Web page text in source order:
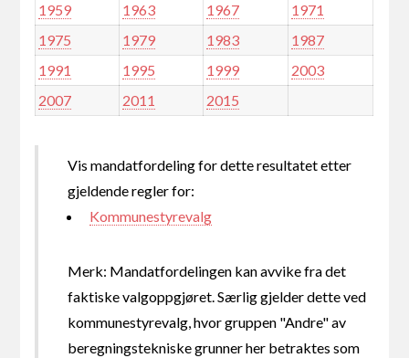
1959
1963 1967
1971
1975
1979 1983
1987
1991
1995 1999
2003
2007
2011 2015
Vis mandatfordeling for dette resultatet etter
gjeldende regler for:
Kommunestyrevalg
Merk: Mandatfordelingen kan avvike fra det
faktiske valgoppgjøret. Særlig gjelder dette ved
kommunestyrevalg, hvor gruppen "Andre" av
beregningstekniske grunner her betraktes som